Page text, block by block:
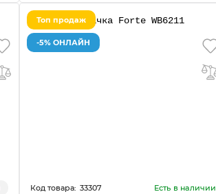
Топ продаж
-5% ОНЛАЙН
33307 Есть в наличии